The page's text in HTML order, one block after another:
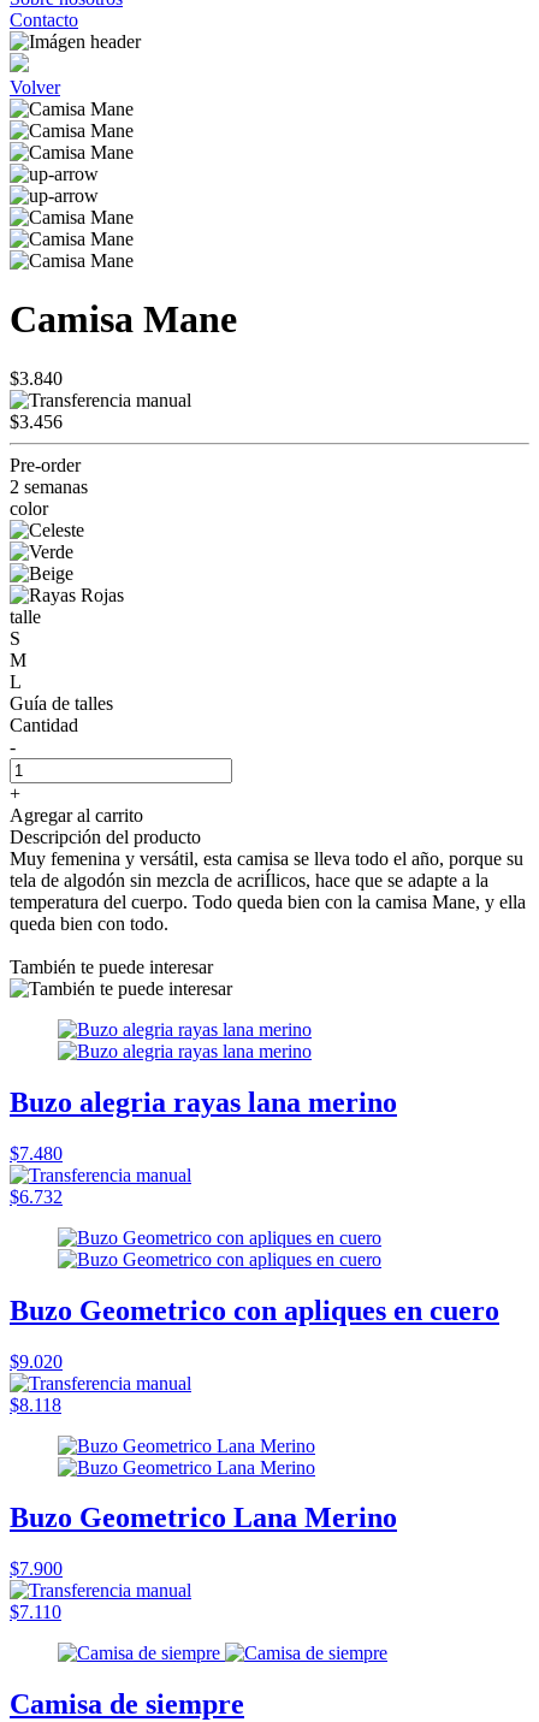
Contacto
Volver
Camisa Mane
$3.840
$3.456
Pre-order
2 semanas
color
talle
S
M
L
Guía de talles
Cantidad
-
+
Agregar al carrito
Descripción del producto
Muy femenina y versátil, esta camisa se lleva todo el año, porque su
tela de algodón sin mezcla de acriÍlicos, hace que se adapte a la
temperatura del cuerpo. Todo queda bien con la camisa Mane, y ella
queda bien con todo.
También te puede interesar
Buzo alegria rayas lana merino
$7.480
$6.732
Buzo Geometrico con apliques en cuero
$9.020
$8.118
Buzo Geometrico Lana Merino
$7.900
$7.110
Camisa de siempre